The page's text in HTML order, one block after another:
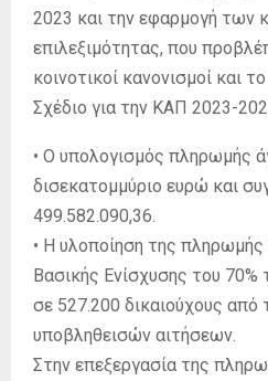
2023 και την εφαρμογή των
επιλεξιμότητας, που
κοινοτικοί κανονισμοί και
Σχέδιο για την ΚΑΠ 2023-
• Ο υπολογισμός πληρωμής
δισεκατομμύριο ευρώ και
499.582.090,36.
• Η υλοποίηση της
Βασικής Ενίσχυσης του
σε 527.200 δικαιούχους
υποβληθεισών αιτήσεων.
Στην επεξεργασία της